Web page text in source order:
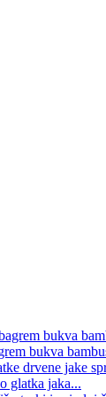
bukva
glatka jaka...